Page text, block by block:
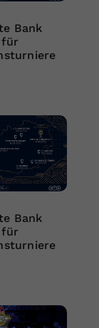
Bank
für
Bank
für